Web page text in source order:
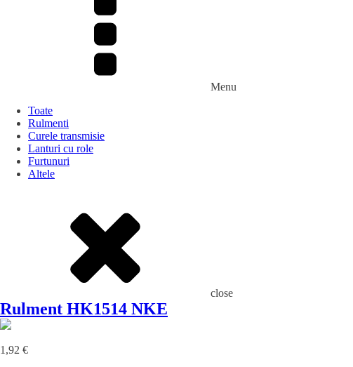
Menu
Toate
Rulmenti
Curele transmisie
Lanturi cu role
Furtunuri
Altele
close
Rulment HK1514 NKE
1,92 €